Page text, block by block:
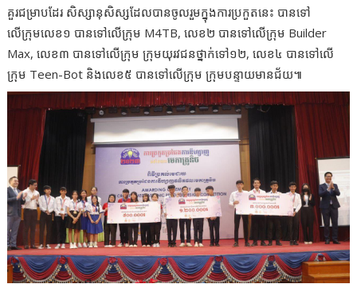
គួរជម្រាបដែរ សិស្សានុសិស្សដែលបានចូលរួមក្នុងការប្រកួតនេះ បានទៅ
លើក្រុមលេខ១ បានទៅលើក្រុម M4TB, លេខ២ បានទៅលើក្រុម Builder
Max, លេខ៣ បានទៅលើក្រុម ក្រុមយុរវជនថ្នាក់ទៅ១២, លេខ៤ បានទៅលើ
ក្រុម Teen-Bot និងលេខ៥ បានទៅលើក្រុម ក្រុមបន្ទាយមានជ័យ៕